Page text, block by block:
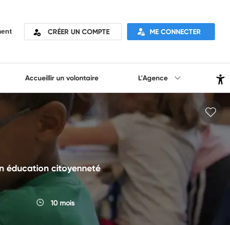
CRÉER UN COMPTE ME CONNECTER
Accueillir un volontaire L'Agence
éducation citoyenneté
10 mois